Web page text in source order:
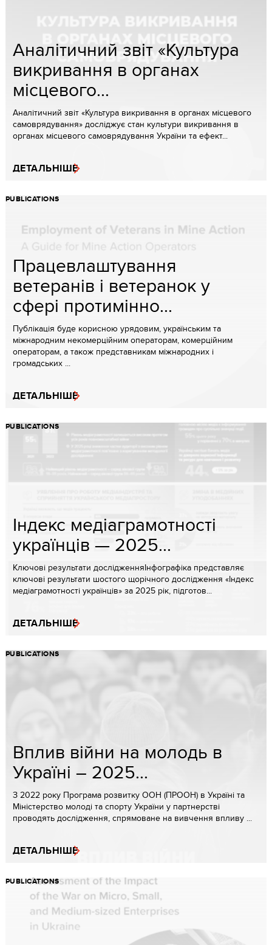
Аналітичний звіт «Культура
викривання в органах
місцевого...
Аналітичний звіт «Культура викривання в органах місцевого
самоврядування» досліджує стан культури викривання в
органах місцевого самоврядування України та ефект...
ДЕТАЛЬНІШЕ
PUBLICATIONS
Працевлаштування
ветеранів і ветеранок у
сфері протимінно...
Публікація буде корисною урядовим, українським та
міжнародним некомерційним операторам, комерційним
операторам, а також представникам міжнародних і
громадських ...
ДЕТАЛЬНІШЕ
PUBLICATIONS
Індекс медіаграмотності
українців — 2025...
Ключові результати дослідженняІнфографіка представляє
ключові результати шостого щорічного дослідження «Індекс
медіаграмотності українців» за 2025 рік, підготов...
ДЕТАЛЬНІШЕ
PUBLICATIONS
Вплив війни на молодь в
Україні – 2025...
З 2022 року Програма розвитку ООН (ПРООН) в Україні та
Міністерство молоді та спорту України у партнерстві
проводять дослідження, спрямоване на вивчення впливу ...
ДЕТАЛЬНІШЕ
PUBLICATIONS